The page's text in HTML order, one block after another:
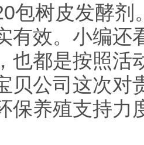
包树皮发酵
有效。小编还
也都是按照活
贝公司这次对
保养殖支持力